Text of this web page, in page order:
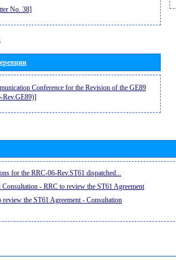
No. 38]
Conference for the Revision of the GE89
Rev.GE89)]
for the RRC-06-Rev.ST61 dispatched...
Consultation - RRC to review the ST61 Agreement
review the ST61 Agreement - Consultation